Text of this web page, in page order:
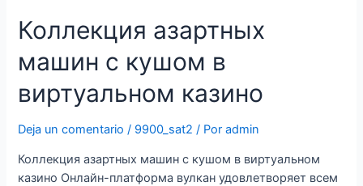
на
лицензированном
сайте
зеркале
казино
с
подарками.
Коллекция азартных
машин с кушом в
виртуальном казино
Deja un comentario / 9900_sat2 / Poradmin
Коллекция азартных машин с кушом в виртуальном
казино Онлайн-платформа вулкан удовлетворяет всем